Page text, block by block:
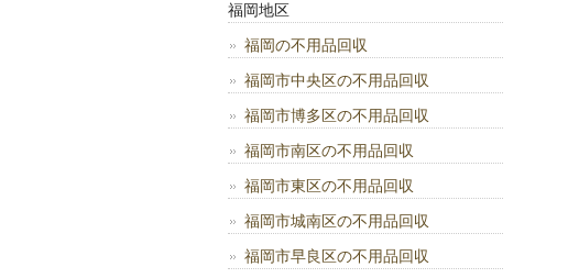
福岡地区
福岡の不用品回収
福岡市中央区の不用品回収
福岡市博多区の不用品回収
福岡市南区の不用品回収
福岡市東区の不用品回収
福岡市城南区の不用品回収
福岡市早良区の不用品回収